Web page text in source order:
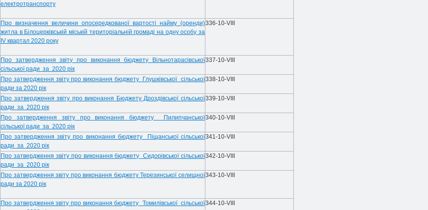
електротранспорту
Про визначення величини опосередкованої вартості найму (оренди)
житла в Білоцерківській міській територіальній громаді на одну особу за
IV квартал 2020 року
336-10-VIIІ
Про затвердження звіту про виконання бюджету Вільнотарасівської
сільської ради за 2020 рік
337-10-VIIІ
Про затвердження звіту про виконання бюджету Глушківської сільської
ради за 2020 рік
338-10-VIIІ
Про затвердження звіту про виконання Бюджету Дроздівської сільської
ради за 2020 рік
339-10-VIIІ
Про затвердження звіту про виконання бюджету Пилипчанської
сільської ради за 2020 рік
340-10-VIIІ
Про затвердження звіту про виконання бюджету Піщанської сільської
ради за 2020 рік
341-10-VIIІ
Про затвердження звіту про виконання бюджету Сидорівської сільської
ради за 2020 рік
342-10-VIIІ
Про затвердження звіту про виконання бюджету Терезинської селищної
ради за 2020 рік
343-10-VIIІ
Про затвердження звіту про виконання бюджету Томилівської сільської344-10-VIIІ